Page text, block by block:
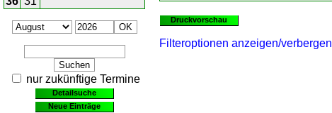
nur zukünftige Termine
Detailsuche
Neue Einträge
Druckvorschau
Filteroptionen anzeigen/verbergen